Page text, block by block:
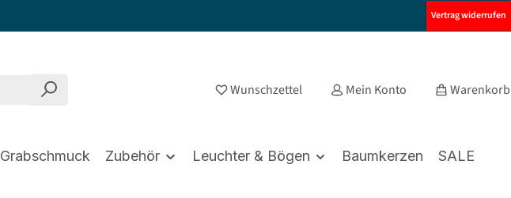
Vertrag widerrufen
Wunschzettel Mein Konto Warenkorb
Grabschmuck Zubehör Leuchter & Bögen Baumkerzen SALE